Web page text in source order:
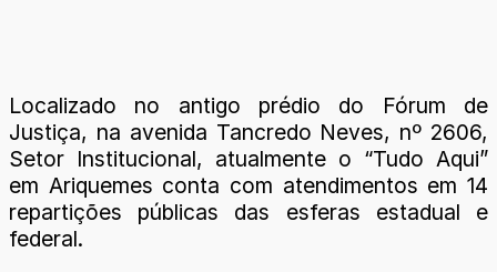
Localizado no antigo prédio do Fórum de
Justiça, na avenida Tancredo Neves, nº 2606,
Setor Institucional, atualmente o “Tudo Aqui”
em Ariquemes conta com atendimentos em 14
repartições públicas das esferas estadual e
federal.